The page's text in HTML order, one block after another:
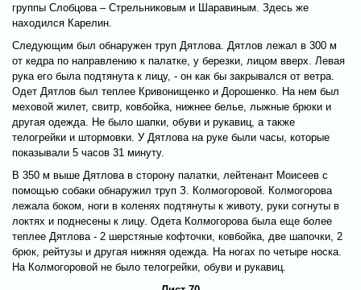
группы Слобцова – Стрельниковым и Шаравиным. Здесь же
находился Карелин.
Следующим был обнаружен труп Дятлова. Дятлов лежал в 300 м
от кедра по направлению к палатке, у березки, лицом вверх. Левая
рука его была подтянута к лицу, - он как бы закрывался от ветра.
Одет Дятлов был теплее Кривонищенко и Дорошенко. На нем был
меховой жилет, свитр, ковбойка, нижнее белье, лыжные брюки и
другая одежда. Не было шапки, обуви и рукавиц, а также
телогрейки и штормовки. У Дятлова на руке были часы, которые
показывали 5 часов 31 минуту.
В 350 м выше Дятлова в сторону палатки, лейтенант Моисеев с
помощью собаки обнаружил труп З. Колмогоровой. Колмогорова
лежала боком, ноги в коленях подтянуты к животу, руки согнуты в
локтях и поднесены к лицу. Одета Колмогорова была еще более
теплее Дятлова - 2 шерстяные кофточки, ковбойка, две шапочки, 2
брюк, рейтузы и другая нижняя одежда. На ногах по четыре носка.
На Колмогоровой не было телогрейки, обуви и рукавиц.